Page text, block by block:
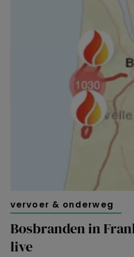
vervoer & onderweg
Bosbranden in
live